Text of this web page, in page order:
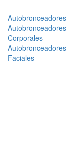
Autobronceadores
Autobronceadores
Corporales
Autobronceadores
Faciales